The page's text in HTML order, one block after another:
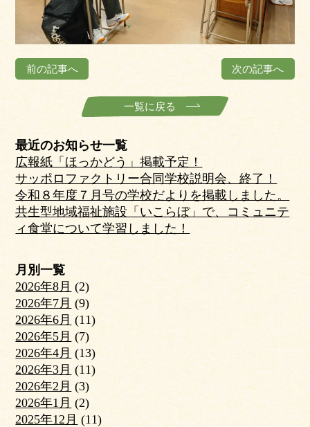
前の記事へ 次の記事へ
一覧に戻る
最近のお知らせ一覧
広報紙「ほっかどう」掲載予定！
サッポロファクトリー合同学校説明会、終了！
令和８年度７月号の学校だよりを掲載しました。
共生型地域福祉施設「いこらぼ」で、コミュニテ
ィ食堂について学習しました！
月別一覧
2026年8月 (2)
2026年7月 (9)
2026年6月 (11)
2026年5月 (7)
2026年4月 (13)
2026年3月 (11)
2026年2月 (3)
2026年1月(2)
2025年12月 (11)